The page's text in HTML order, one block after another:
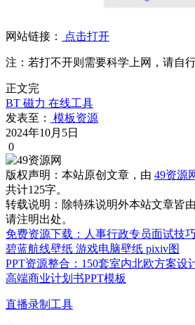
网站链接： 点击打开
注：若打不开则需要科学上网，请自行
正文完
BT 磁力 在线工具
发表至：
模板资源
2024年10月5日
0
版权声明： 本站原创文章，由 49资源
共计125字。
转载说明： 除特殊说明外本站文章皆
请注明出处。
免费资源下载：人事行政专员面试技巧
碧蓝航线壁纸 游戏电脑壁纸 pixiv图
PPT资源整合：150套室内北欧方案设
高端商业计划书PPT模板
直播录制工具